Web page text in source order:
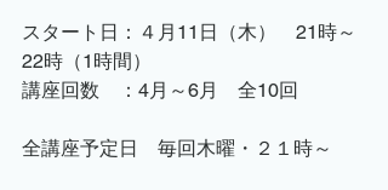
スタート日：４月11日（木）　21時～
22時（1時間）
講座回数　：4月～6月　全10回
全講座予定日　毎回木曜・２１時～